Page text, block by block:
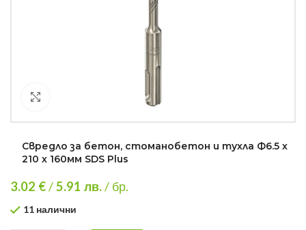
Кликнете за уголемяване
Свредло за бетон, стоманобетон и тухла Ф6.5 х
210 х 160мм SDS Plus
3.02 €/5.91 лв./ бр.
11 налични